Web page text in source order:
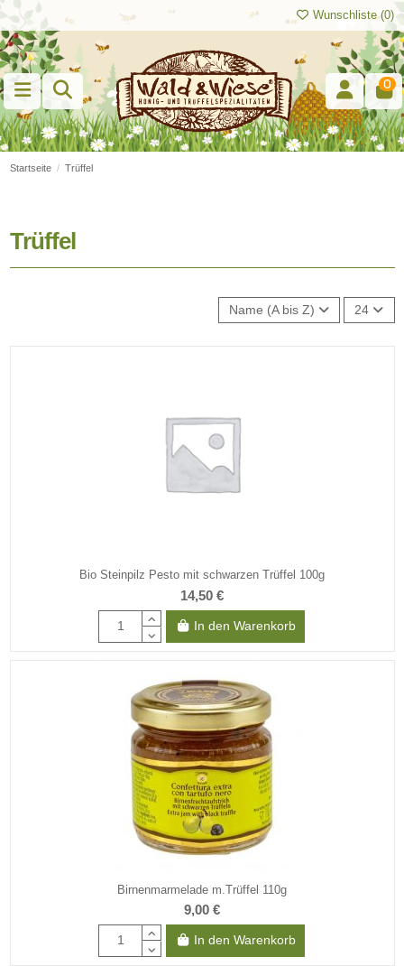
Wunschliste (0)
0
Startseite Trüffel
Trüffel
Name (A bis Z) 24
Bio Steinpilz Pesto mit schwarzen Trüffel 100g
14,50 €
In den Warenkorb
Birnenmarmelade m.Trüffel 110g
9,00 €
In den Warenkorb